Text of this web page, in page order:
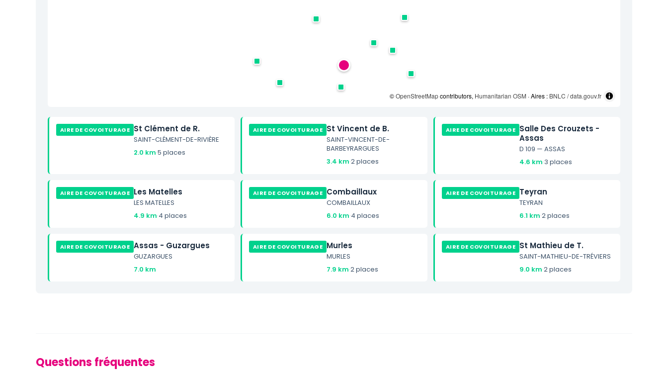
©OpenStreetMapcontributors, Humanitarian OSM · Aires : BNLC / data.gouv.fr
AIRE DE COVOITURAGE St Clément de R.
SAINT-CLÉMENT-DE-RIVIÈRE
2.0 km·5 places
AIRE DE COVOITURAGE St Vincent de B.
SAINT-VINCENT-DE-
BARBEYRARGUES
3.4 km·2 places
AIRE DE COVOITURAGE Salle Des Crouzets -
Assas
D 109 — ASSAS
4.6 km·3 places
AIRE DE COVOITURAGE Les Matelles
LES MATELLES
4.9 km·4 places
AIRE DE COVOITURAGE Combaillaux
COMBAILLAUX
6.0 km·4 places
AIRE DE COVOITURAGE Teyran
TEYRAN
6.1 km·2 places
AIRE DE COVOITURAGE Assas - Guzargues
GUZARGUES
7.0 km
AIRE DE COVOITURAGE Murles
MURLES
7.9 km·2 places
AIRE DE COVOITURAGE St Mathieu de T.
SAINT-MATHIEU-DE-TRÉVIERS
9.0 km·2 places
Questions fréquentes